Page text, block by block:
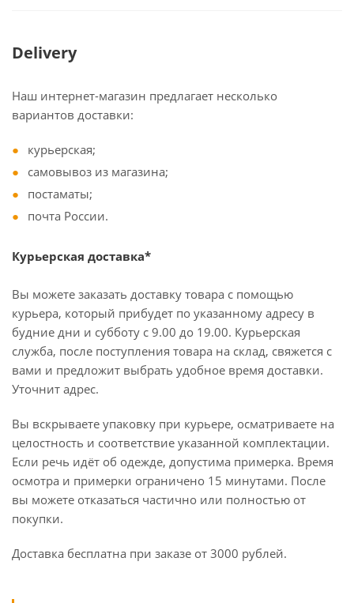
Delivery
Наш интернет-магазин предлагает несколько
вариантов доставки:
курьерская;
самовывоз из магазина;
постаматы;
почта России.
Курьерская доставка*
Вы можете заказать доставку товара с помощью
курьера, который прибудет по указанному адресу в
будние дни и субботу с 9.00 до 19.00. Курьерская
служба, после поступления товара на склад, свяжется с
вами и предложит выбрать удобное время доставки.
Уточнит адрес.
Вы вскрываете упаковку при курьере, осматриваете на
целостность и соответствие указанной комплектации.
Если речь идёт об одежде, допустима примерка. Время
осмотра и примерки ограничено 15 минутами. После
вы можете отказаться частично или полностью от
покупки.
Доставка бесплатна при заказе от 3000 рублей.